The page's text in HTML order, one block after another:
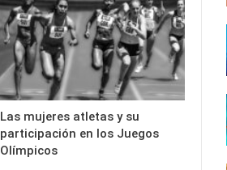
Las mujeres atletas y su
participación en los Juegos
Olímpicos